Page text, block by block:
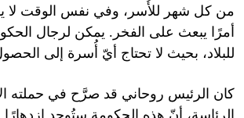
من كل شهر للأُسر، وفي نفس الوقت لا
أمرًا يبعث على الفخر. يمكن لرجال
للبلاد، بحيث لا تحتاج أيّ أُسرة إلى
كان الرئيس روحاني قد صرَّح في حملته
الرئاسة، أنّ هذه الحكومة ستُوجِد